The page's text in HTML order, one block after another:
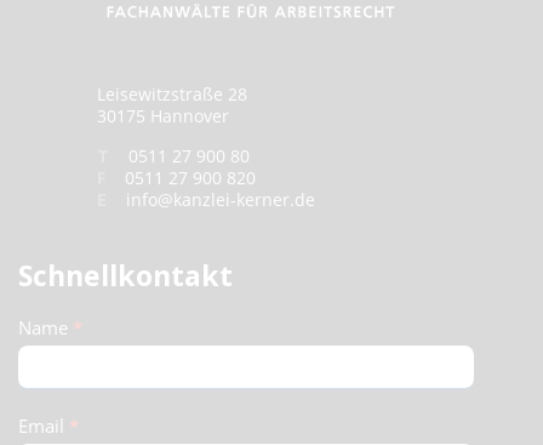
Leisewitzstraße 28
30175 Hannover
0511 27 900 80
0511 27 900 820
info@kanzlei-kerner.de
Schnellkontakt
Schnellkontakt
(Footer)
Name *
Email *